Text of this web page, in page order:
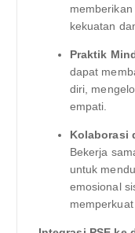
kekuatan
Praktik
dapat
diri,
empati.
Kolaborasi
Bekerja
untuk
emosional
memperkuat